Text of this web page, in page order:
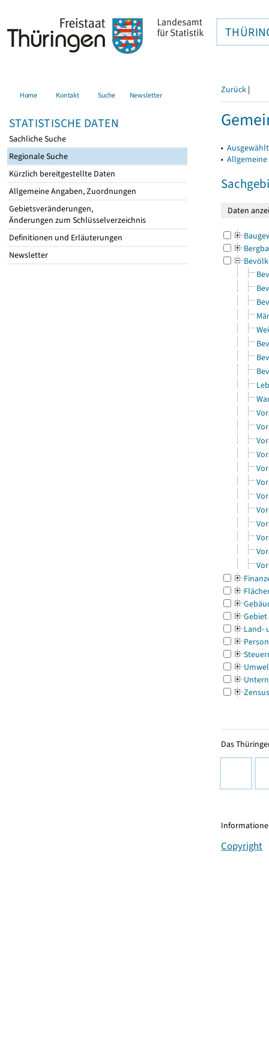
Home Kontakt Suche Newsletter
STATISTISCHE DATEN
Sachliche Suche
Regionale Suche
Kürzlich bereitgestellte Daten
Allgemeine Angaben, Zuordnungen
Gebietsveränderungen,
Änderungen zum Schlüsselverzeichnis
Definitionen und Erläuterungen
Newsletter
Zurück |
▸
▸
Gebiet
Land-
Zensus
Das
Copyright